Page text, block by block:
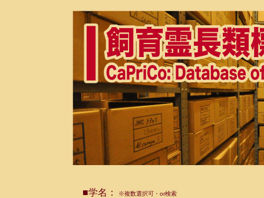
■学名： ※複数選択可・or検索